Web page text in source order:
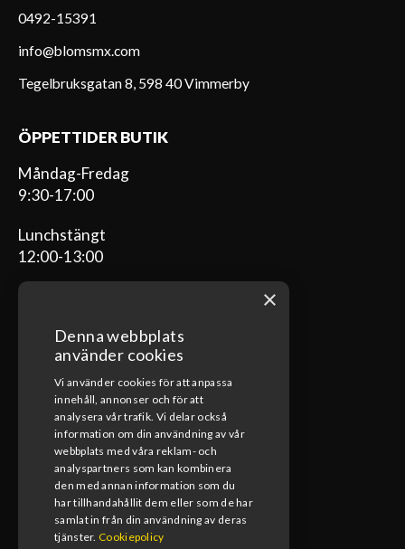
0492-15391
info@blomsmx.com
Tegelbruksgatan 8, 598 40 Vimmerby
ÖPPETTIDER BUTIK
Måndag-Fredag
9:30-17:00
Lunchstängt
12:00-13:00
ÖPPETTIDER VERKSTAD
Måndag-Fredag
08:00-17:00
Lunchstängt
12:00-13:00
×
Denna webbplats
använder cookies
Vi använder cookies för att anpassa
innehåll, annonser och för att
analysera vår trafik. Vi delar också
information om din användning av vår
webbplats med våra reklam- och
analyspartners som kan kombinera
den med annan information som du
har tillhandahållit dem eller som de har
samlat in från din användning av deras
tjänster. Cookiepolicy